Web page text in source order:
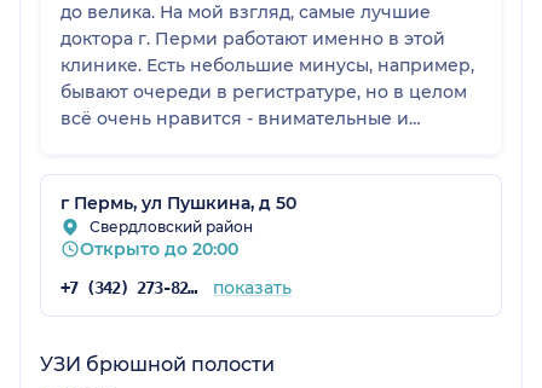
до велика. На мой взгляд, самые лучшие
доктора г. Перми работают именно в этой
клинике. Есть небольшие минусы, например,
бывают очереди в регистратуре, но в целом
всё очень нравится - внимательные и
в клинике есть почти все специалисты,
возможность тут же сдать анализы и сделать
различные исследования.
г Пермь, ул Пушкина, д 50
Свердловский район
Открыто до 20:00
+7 (342) 273-82-37 показать
УЗИ брюшной полости